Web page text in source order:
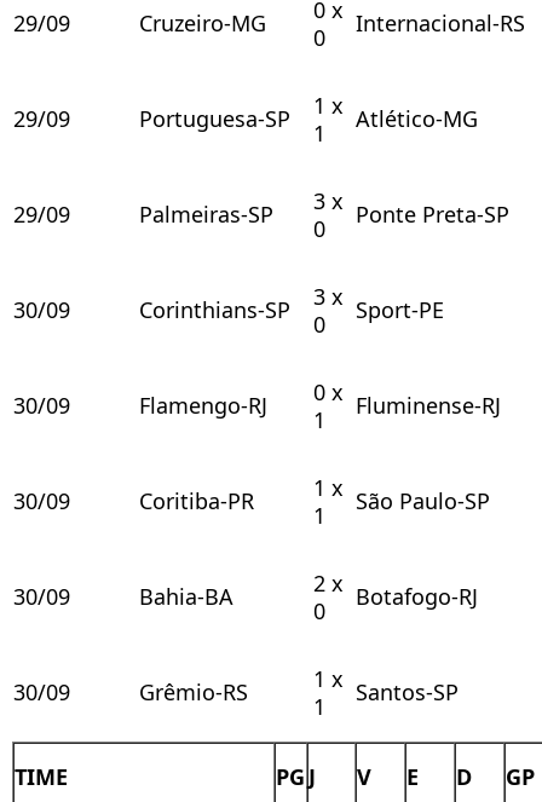
29/09 Cruzeiro-MG
0 x
0
Internacional-RS
29/09 Portuguesa-SP
1 x
1
Atlético-MG
29/09 Palmeiras-SP
3 x
0
Ponte Preta-SP
30/09 Corinthians-SP
3 x
0
Sport-PE
30/09 Flamengo-RJ
0 x
1
Fluminense-RJ
30/09 Coritiba-PR
1 x
1
São Paulo-SP
30/09 Bahia-BA
2 x
0
Botafogo-RJ
30/09 Grêmio-RS
1 x
1
Santos-SP
TIME PG J V E D GP